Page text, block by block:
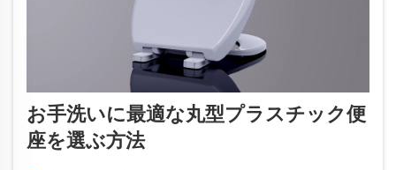
お手洗いに最適な丸型プラスチック便
座を選ぶ方法